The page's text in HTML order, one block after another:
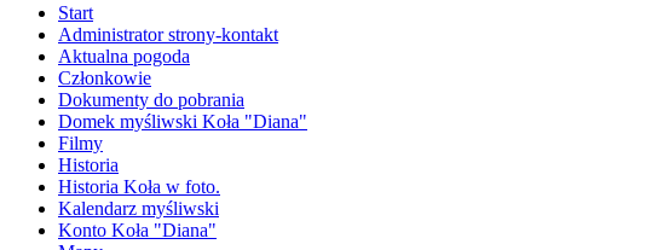
Start
Administrator strony-kontakt
Aktualna pogoda
Członkowie
Dokumenty do pobrania
Domek myśliwski Koła "Diana"
Filmy
Historia
Historia Koła w foto.
Kalendarz myśliwski
Konto Koła "Diana"